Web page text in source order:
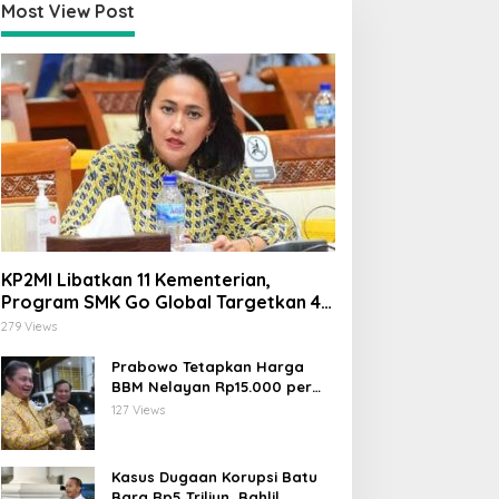
Daerah,Politik
Partai Golkar Jatim Mulai
2029, Ali Mufthi Bidik Anak
2, 2026
Most View Post
KP2MI Libatkan 11 Kementerian,
Program SMK Go Global Targetkan 40
Ribu Peserta Tahun Ini
279 Views
Prabowo Tetapkan Harga
BBM Nelayan Rp15.000 per
Liter, Berlaku untuk Kapal 30-
127 Views
Kasus Dugaan Korupsi Batu